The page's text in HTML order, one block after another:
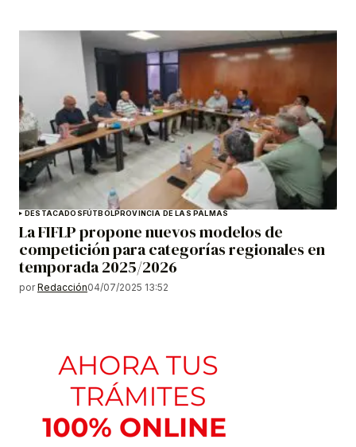
DESTACADOSFÚTBOLPROVINCIA DE LAS PALMAS
La FIFLP propone nuevos modelos de
competición para categorías regionales en
temporada 2025/2026
por Redacción04/07/2025 13:52